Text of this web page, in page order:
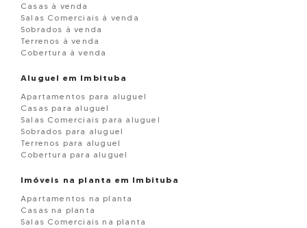
Casas à venda
Salas Comerciais à venda
Sobrados à venda
Terrenos à venda
Cobertura à venda
Aluguel em Imbituba
Apartamentos para aluguel
Casas para aluguel
Salas Comerciais para aluguel
Sobrados para aluguel
Terrenos para aluguel
Cobertura para aluguel
Imóveis na planta em Imbituba
Apartamentos na planta
Casas na planta
Salas Comerciais na planta